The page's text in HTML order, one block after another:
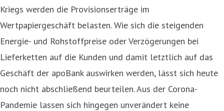
Kriegs werden die Provisionserträge im
Wertpapiergeschäft belasten. Wie sich die steigenden
Energie- und Rohstoffpreise oder Verzögerungen bei
Lieferketten auf die Kunden und damit letztlich auf das
Geschäft der apoBank auswirken werden, lässt sich heute
noch nicht abschließend beurteilen. Aus der Corona-
Pandemie lassen sich hingegen unverändert keine